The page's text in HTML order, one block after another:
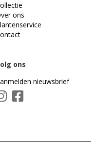
ons
ons
nieuwsbrief